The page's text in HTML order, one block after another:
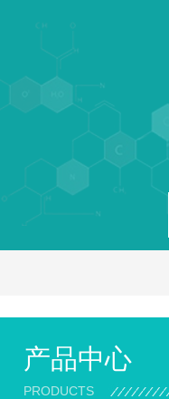
产品中心
PRODUCTS